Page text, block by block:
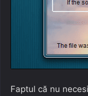
Faptul că nu